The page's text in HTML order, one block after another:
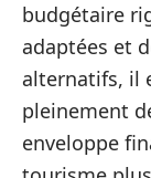
budgétaire
adaptées et
alternatifs, il
pleinement
enveloppe